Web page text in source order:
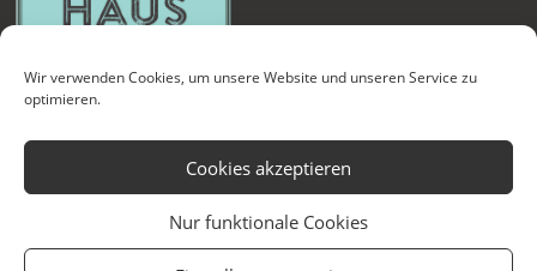
Wir verwenden Cookies, um unsere Website und unseren Service zu
optimieren.
Cookies akzeptieren
Nur funktionale Cookies
Kontakt Newsletter Datenschutzerklärung Impressum